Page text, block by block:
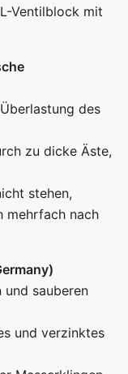
Ventilblock mit
des
zu dicke Äste,
stehen,
mehrfach nach
sauberen
und verzinktes